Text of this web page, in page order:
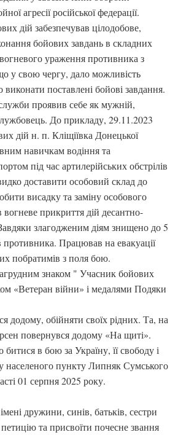
агресії російської федерації.
дій забезпечував цілодобове,
бойових завдань в складних
ураження противника з
у свою чергу, дало можливість
поставлені бойові завдання.
проявив себе як мужній,
До прикладу, 29.11.2023
дій н. п. Кліщіївка Донецької
навичкам водіння та
під час артилерійських обстрілів
доставити особовий склад до
висадку та заміну особового
вогневе прикриття дій десантно-
злагодженим діям знищено до 5
противника. Працював на евакуації
побратимів з поля бою.
знаком " Учасник бойових
«Ветеран війни» і медалями Подяки
додому, обійняти своїх рідних. Та, на
повернувся додому «На щиті».
в бою за Україну, її свободу і
населеного пункту Липняк Сумського
01 серпня 2025 року.
дружини, синів, батьків, сестри
та присвоїти почесне звання